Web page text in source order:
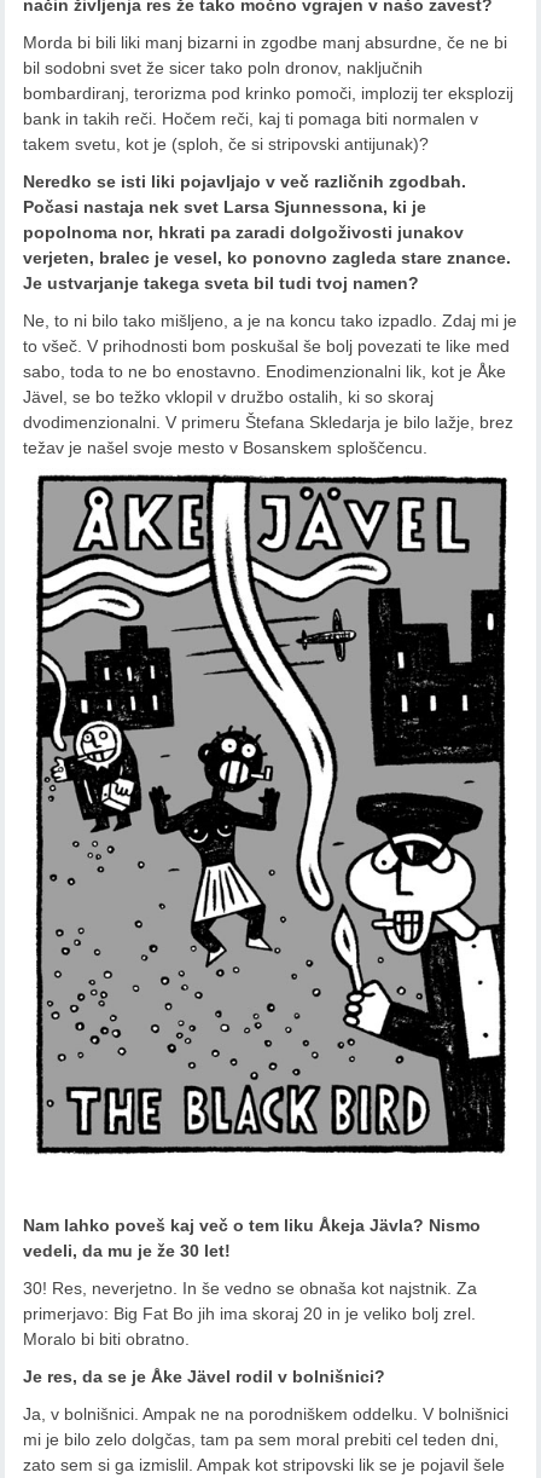
način življenja res že tako močno vgrajen v našo zavest?
Morda bi bili liki manj bizarni in zgodbe manj absurdne, če ne bi
bil sodobni svet že sicer tako poln dronov, naključnih
bombardiranj, terorizma pod krinko pomoči, implozij ter eksplozij
bank in takih reči. Hočem reči, kaj ti pomaga biti normalen v
takem svetu, kot je (sploh, če si stripovski antijunak)?
Neredko se isti liki pojavljajo v več različnih zgodbah.
Počasi nastaja nek svet Larsa Sjunnessona, ki je
popolnoma nor, hkrati pa zaradi dolgoživosti junakov
verjeten, bralec je vesel, ko ponovno zagleda stare znance.
Je ustvarjanje takega sveta bil tudi tvoj namen?
Ne, to ni bilo tako mišljeno, a je na koncu tako izpadlo. Zdaj mi je
to všeč. V prihodnosti bom poskušal še bolj povezati te like med
sabo, toda to ne bo enostavno. Enodimenzionalni lik, kot je Åke
Jävel, se bo težko vklopil v družbo ostalih, ki so skoraj
dvodimenzionalni. V primeru Štefana Skledarja je bilo lažje, brez
težav je našel svoje mesto v Bosanskem sploščencu.
Nam lahko poveš kaj več o tem liku Åkeja Jävla? Nismo
vedeli, da mu je že 30 let!
30! Res, neverjetno. In še vedno se obnaša kot najstnik. Za
primerjavo: Big Fat Bo jih ima skoraj 20 in je veliko bolj zrel.
Moralo bi biti obratno.
Je res, da se je Åke Jävel rodil v bolnišnici?
Ja, v bolnišnici. Ampak ne na porodniškem oddelku. V bolnišnici
mi je bilo zelo dolgčas, tam pa sem moral prebiti cel teden dni,
zato sem si ga izmislil. Ampak kot stripovski lik se je pojavil šele